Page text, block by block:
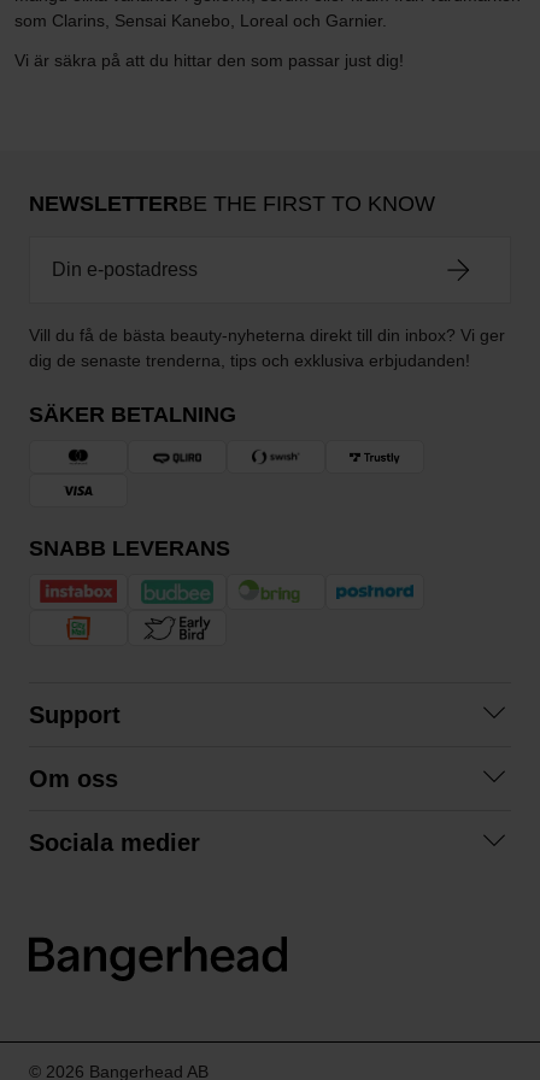
som Clarins, Sensai Kanebo, Loreal och Garnier.
Vi är säkra på att du hittar den som passar just dig!
NEWSLETTERBE THE FIRST TO KNOW
Vill du få de bästa beauty-nyheterna direkt till din inbox? Vi ger
dig de senaste trenderna, tips och exklusiva erbjudanden!
SÄKER BETALNING
SNABB LEVERANS
Support
Köpvillkor
Om oss
Våra fraktalternativ
Sociala medier
LinkedIn
© 2026 Bangerhead AB